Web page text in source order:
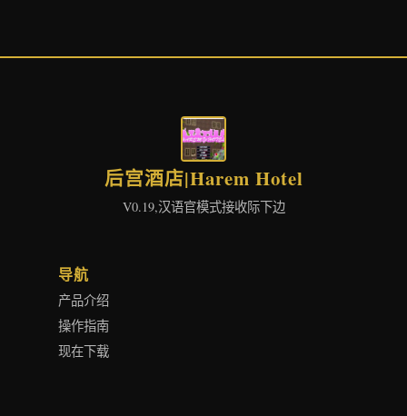
后宫酒店|Harem Hotel
V0.19,汉语官模式接收际下边
导航
产品介绍
操作指南
现在下载